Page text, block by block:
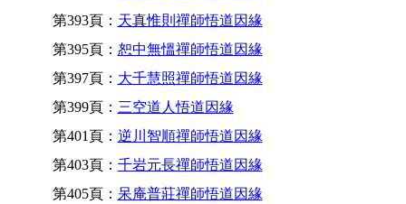
第393頁： 天真惟則禪師悟道因緣
第395頁： 恕中無慍禪師悟道因緣
第397頁： 大千慧照禪師悟道因緣
第399頁： 三空道人悟道因緣
第401頁： 逆川智順禪師悟道因緣
第403頁： 千岩元長禪師悟道因緣
第405頁： 呆庵普莊禪師悟道因緣